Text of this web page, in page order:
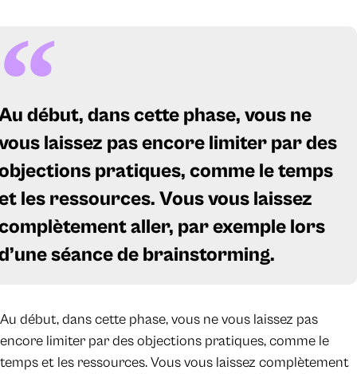
début, dans cette phase, vous ne
laissez pas encore limiter par des
pratiques, comme le temps
les ressources. Vous vous laissez
aller, par exemple lors
séance de brainstorming.
Au début, dans cette phase, vous ne vous laissez pas
encore limiter par des objections pratiques, comme le
temps et les ressources. Vous vous laissez complètement